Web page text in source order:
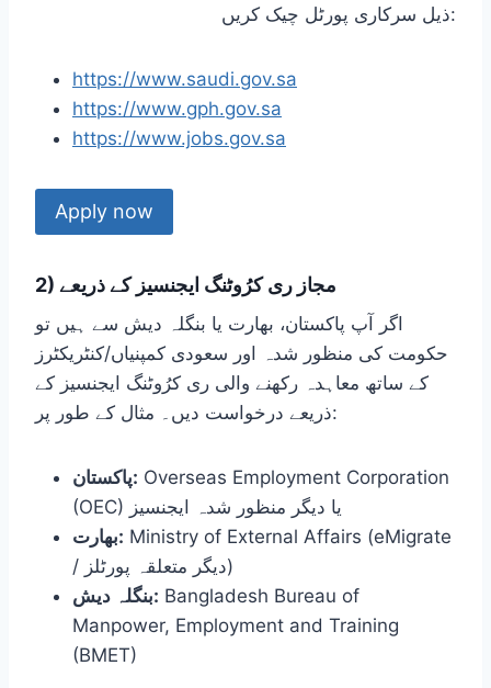
ذیل سرکاری پورٹل چیک کریں:
https://www.saudi.gov.sa
https://www.gph.gov.sa
https://www.jobs.gov.sa
Apply now
2) مجاز ری کرُوٹنگ ایجنسیز کے ذریعے
اگر آپ پاکستان، بھارت یا بنگلہ دیش سے ہیں تو
حکومت کی منظور شدہ اور سعودی کمپنیاں/کنٹریکٹرز
کے ساتھ معاہدہ رکھنے والی ری کرُوٹنگ ایجنسیز کے
ذریعے درخواست دیں۔ مثال کے طور پر:
پاکستان: Overseas Employment Corporation
(OEC) یا دیگر منظور شدہ ایجنسیز
بھارت: Ministry of External Affairs (eMigrate
/ دیگر متعلقہ پورٹلز)
بنگلہ دیش: Bangladesh Bureau of
Manpower, Employment and Training
(BMET)